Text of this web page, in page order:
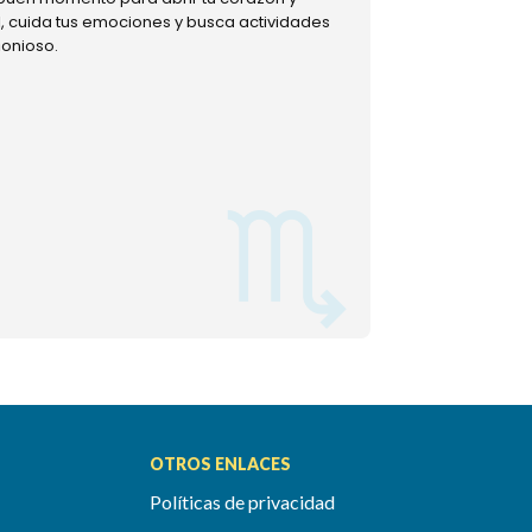
cuida tus emociones y busca actividades
OTROS ENLACES
Políticas de privacidad